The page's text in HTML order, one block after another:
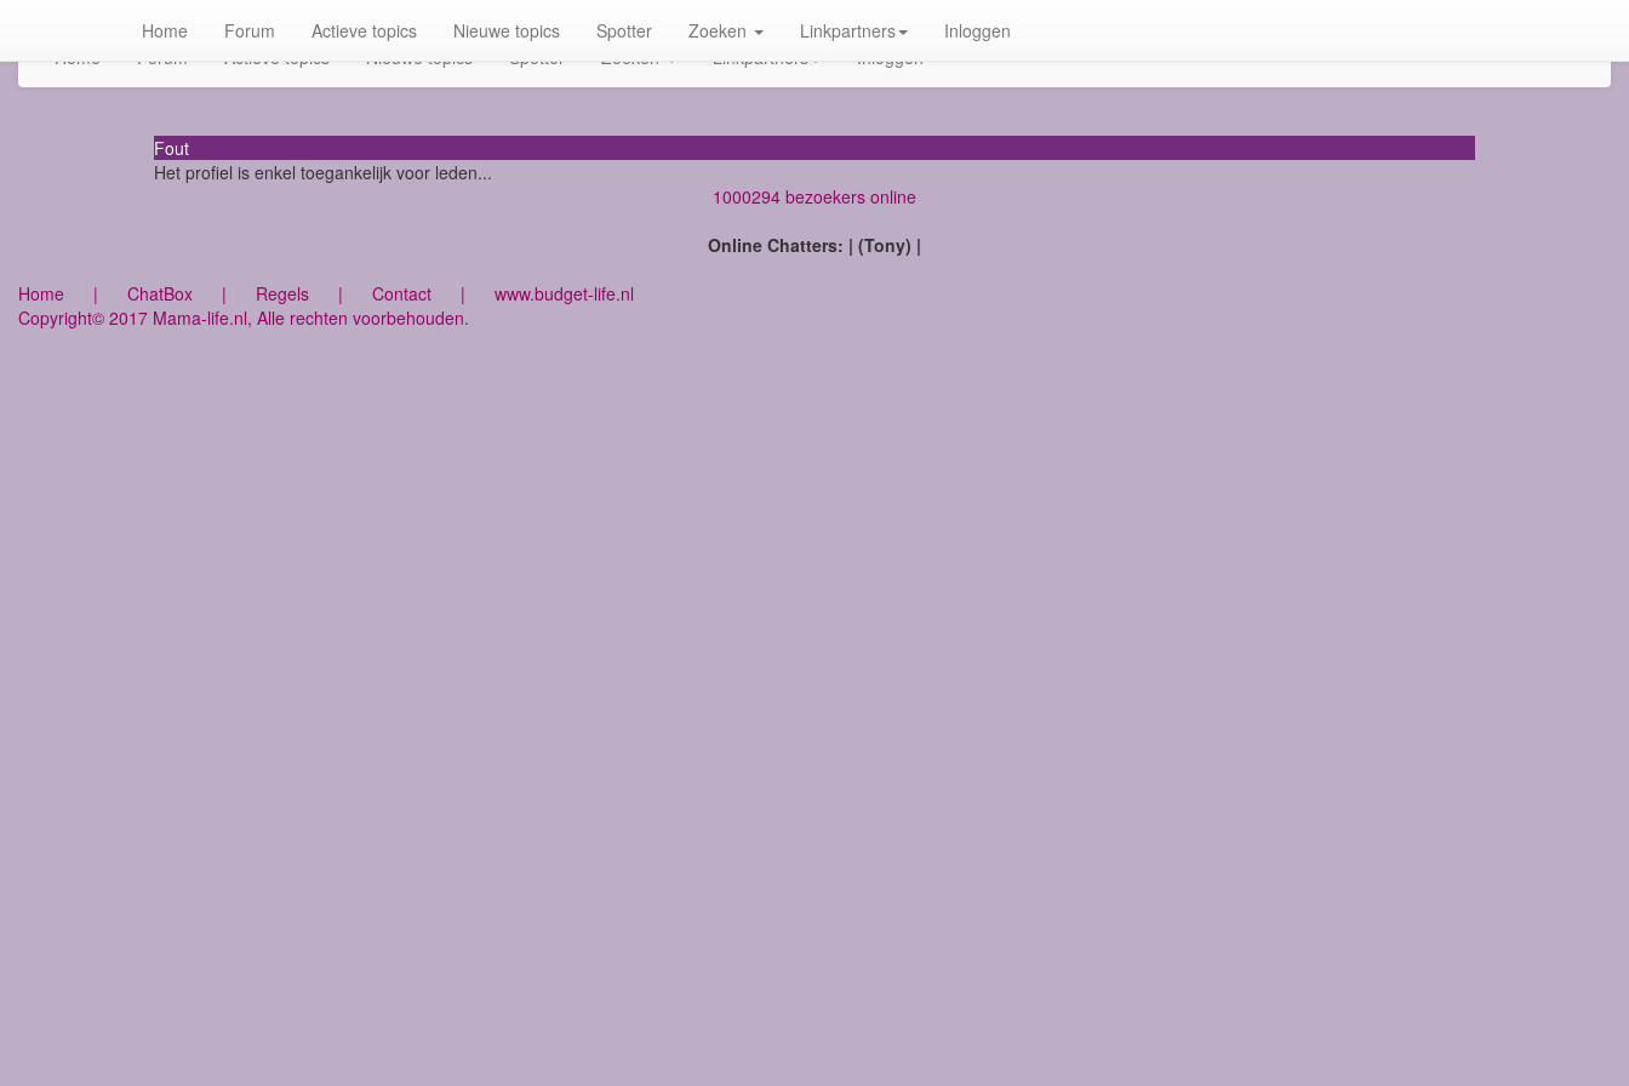
Home Forum Actieve topics Nieuwe topics Spotter Zoeken Linkpartners Inloggen
Home Forum Actieve topics Nieuwe topics Spotter Zoeken Linkpartners Inloggen
Fout
Het profiel is enkel toegankelijk voor leden...
1000294 bezoekers online
Online Chatters: | (Tony) |
Home | ChatBox | Regels | Contact | www.budget-life.nl
Copyright© 2017 Mama-life.nl, Alle rechten voorbehouden.